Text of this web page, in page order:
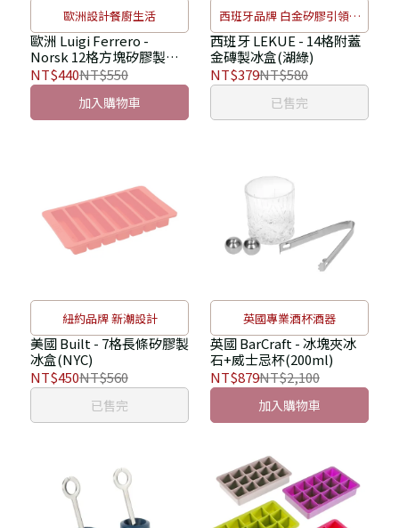
歐洲設計餐廚生活
歐洲 Luigi Ferrero -
Norsk 12格方塊矽膠製冰
盒(粉藍)
NT$440NT$550
加入購物車
西班牙品牌 白金矽膠引領新
風潮
西班牙 LEKUE - 14格附蓋
金磚製冰盒(湖綠)
NT$379NT$580
已售完
紐約品牌 新潮設計
美國 Built - 7格長條矽膠製
冰盒(NYC)
NT$450NT$560
已售完
英國專業酒杯酒器
英國 BarCraft - 冰塊夾冰
石+威士忌杯(200ml)
NT$879NT$2,100
加入購物車